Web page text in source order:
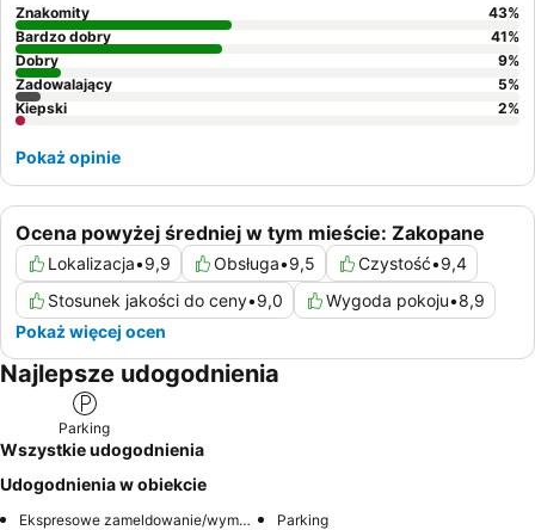
goście mogą poprosić o pokój z widokiem na ogród.
Ocena powyżej średniej w tym mieście: Zakopane
Lokalizacja•9,9 Obsługa•9,5 Czystość•9,4
Stosunek jakości do ceny•9,0 Wygoda pokoju•8,9
Pokaż więcej ocen
Znakomity 43%
Bardzo dobry
41%
Dobry
9%
Zadowalający
5%
Kiepski
2%
Pokaż opinie
Najlepsze udogodnienia
Parking
Wszystkie udogodnienia
Udogodnienia w obiekcie
Ekspresowe zameldowanie/wymeldowanie Parking